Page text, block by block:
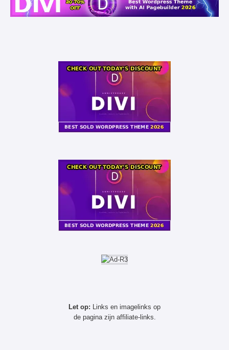
Let op: Links en imagelinks op
de pagina zijn affiliate-links.